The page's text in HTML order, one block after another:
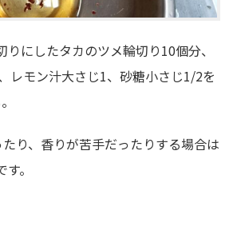
にしたタカのツメ輪切り10個分、
レモン汁大さじ1、砂糖小さじ1/2を
り、香りが苦手だったりする場合は
。